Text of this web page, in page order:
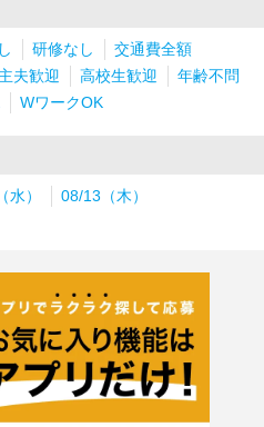
研修なし
交通費全額
夫歓迎 高校生歓迎
年齢不問
WワークOK
水）
08/13（木）